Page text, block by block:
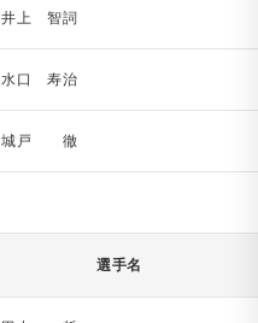
井上 智詞
水口 寿治
城戸 徹
選手名